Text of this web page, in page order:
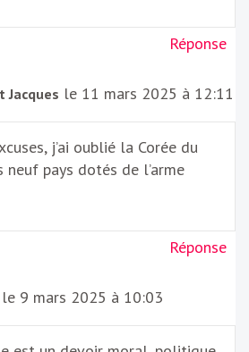
Réponse
Jacques le 11 mars 2025 à 12:11
j’ai oublié la Corée du
neuf pays dotés de l’arme
Réponse
le 9 mars 2025 à 10:03